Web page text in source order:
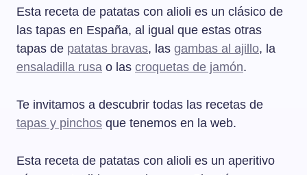
Esta receta de patatas con alioli es un clásico de
las tapas en España, al igual que estas otras
tapas de patatas bravas, las gambas al ajillo, la
ensaladilla rusa o las croquetas de jamón.
Te invitamos a descubrir todas las recetas de
tapas y pinchos que tenemos en la web.
Esta receta de patatas con alioli es un aperitivo